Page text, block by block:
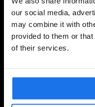
our social media,
may combine it with
provided to them or
of their services.
S'INSCRIRE